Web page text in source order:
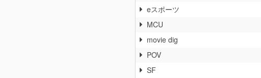
eスポーツ
MCU
movie dig
POV
SF